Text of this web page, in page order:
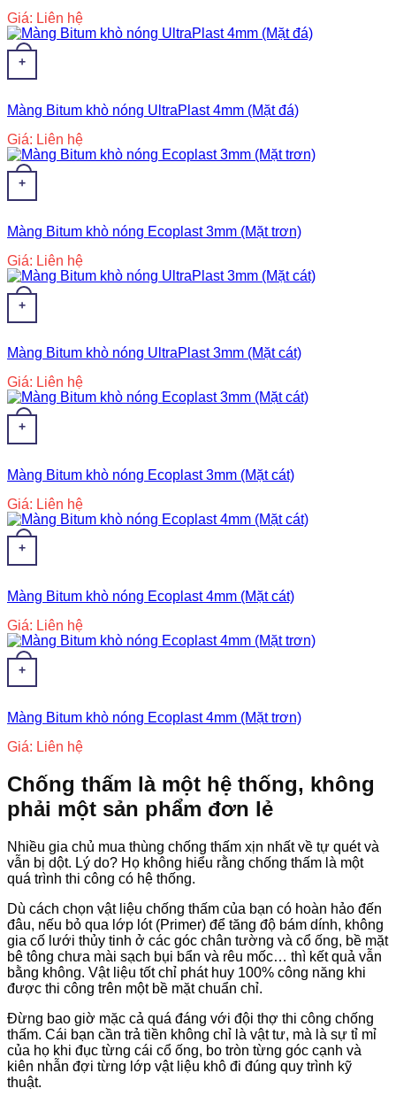
Giá: Liên hệ
+
Màng Bitum khò nóng UltraPlast 4mm (Mặt đá)
Giá: Liên hệ
+
Màng Bitum khò nóng Ecoplast 3mm (Mặt trơn)
Giá: Liên hệ
+
Màng Bitum khò nóng UltraPlast 3mm (Mặt cát)
Giá: Liên hệ
+
Màng Bitum khò nóng Ecoplast 3mm (Mặt cát)
Giá: Liên hệ
+
Màng Bitum khò nóng Ecoplast 4mm (Mặt cát)
Giá: Liên hệ
+
Màng Bitum khò nóng Ecoplast 4mm (Mặt trơn)
Giá: Liên hệ
Chống thấm là một hệ thống, không
phải một sản phẩm đơn lẻ
Nhiều gia chủ mua thùng chống thấm xịn nhất về tự quét và
vẫn bị dột. Lý do? Họ không hiểu rằng chống thấm là một
quá trình thi công có hệ thống.
Dù cách chọn vật liệu chống thấm của bạn có hoàn hảo đến
đâu, nếu bỏ qua lớp lót (Primer) để tăng độ bám dính, không
gia cố lưới thủy tinh ở các góc chân tường và cổ ống, bề mặt
bê tông chưa mài sạch bụi bẩn và rêu mốc… thì kết quả vẫn
bằng không. Vật liệu tốt chỉ phát huy 100% công năng khi
được thi công trên một bề mặt chuẩn chỉ.
Đừng bao giờ mặc cả quá đáng với đội thợ thi công chống
thấm. Cái bạn cần trả tiền không chỉ là vật tư, mà là sự tỉ mỉ
của họ khi đục từng cái cổ ống, bo tròn từng góc cạnh và
kiên nhẫn đợi từng lớp vật liệu khô đi đúng quy trình kỹ
thuật.